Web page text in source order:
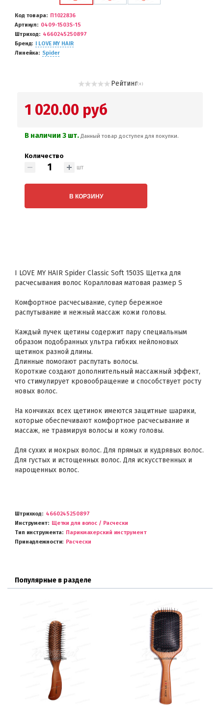
Код товара
П1022836
Артикул
0409-1503S-15
Штриход
4660245250897
Бренд
I LOVE MY HAIR
Линейка
Spider
Рейтинг( 0 )
1 020.00 руб
В наличии 3 шт. Данный товар доступен для покупки.
Количество
шт
В КОРЗИНУ
I LOVE MY HAIR Spider Classic Soft 1503S Щетка для
расчесывания волос Коралловая матовая размер S
Комфортное расчесывание, супер бережное
распутывание и нежный массаж кожи головы.
Каждый пучек щетины содержит пару специальным
образом подобранных ультра гибких нейлоновых
щетинок разной длины.
Длинные помогают распутать волосы.
Короткие создают дополнительный массажный эффект,
что стимулирует кровообращение и способствует росту
новых волос.
На кончиках всех щетинок имеются защитные шарики,
которые обеспечивают комфортное расчесывание и
массаж, не травмируя волосы и кожу головы.
Для сухих и мокрых волос. Для прямых и кудрявых волос.
Для густых и истощенных волос. Для искусственных и
нарощенных волос.
Штрихкод
4660245250897
Инструмент
Щетки для волос / Расчески
Тип инструмента
Парикмахерский инструмент
Принадлежности
Расчески
Популярные в разделе